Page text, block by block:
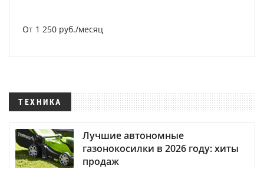
От 1 250 руб./месяц
ТЕХНИКА
Лучшие автономные
газонокосилки в 2026 году: хиты
продаж